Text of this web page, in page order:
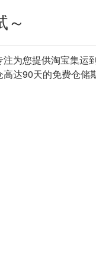
～
为您提供淘宝集运
达90天的免费仓储